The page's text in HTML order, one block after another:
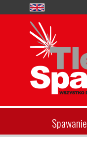
Spawanie